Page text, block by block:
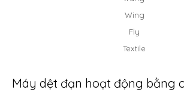
Wing
Fly
Textile
Máy dệt đạn hoạt động bằng